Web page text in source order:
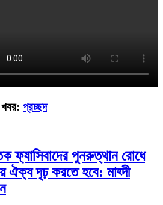
প্রচ্ছদ
ফ্যাসিবাদের পুনরুত্থান রোধে
ঐক্য দৃঢ় করতে হবে: মাহ্দী